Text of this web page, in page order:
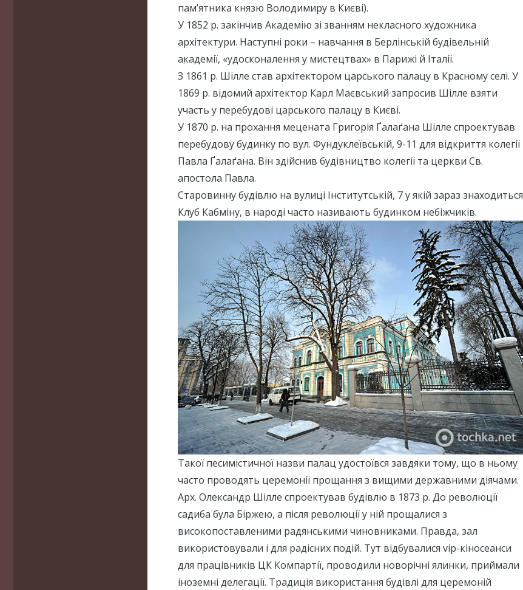
пам’ятника князю Володимиру в Києві).
У 1852 р. закінчив Академію зі званням некласного художника
архітектури. Наступні роки – навчання в Берлінській будівельній
академії, «удосконалення у мистецтвах» в Парижі й Італії.
З 1861 р. Шілле став архітектором царського палацу в Красному селі. У
1869 р. відомий архітектор Карл Маєвський запросив Шілле взяти
участь у перебудові царського палацу в Києві.
У 1870 р. на прохання мецената Григорія Ґалаґана Шілле спроектував
перебудову будинку по вул. Фундуклеївській, 9-11 для відкриття колегії
Павла Ґалаґана. Він здійснив будівництво колегії та церкви Св.
апостола Павла.
Старовинну будівлю на вулиці Інститутській, 7 у якій зараз знаходиться
Клуб Кабміну, в народі часто називають будинком небіжчиків.
Такої песимістичної назви палац удостоївся завдяки тому, що в ньому
часто проводять церемонії прощання з вищими державними діячами.
Арх. Олександр Шілле спроектував будівлю в 1873 р. До революції
садиба була Біржею, а після революції у ній прощалися з
високопоставленими радянськими чиновниками. Правда, зал
використовували і для радісних подій. Тут відбувалися vip-кіносеанси
для працівників ЦК Компартії, проводили новорічні ялинки, приймали
іноземні делегації. Традиція використання будівлі для церемоній